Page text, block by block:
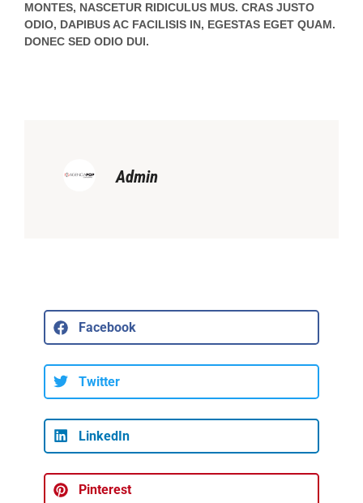
MONTES, NASCETUR RIDICULUS MUS. CRAS JUSTO
ODIO, DAPIBUS AC FACILISIS IN, EGESTAS EGET QUAM.
DONEC SED ODIO DUI.
Admin
Facebook
Twitter
LinkedIn
Pinterest